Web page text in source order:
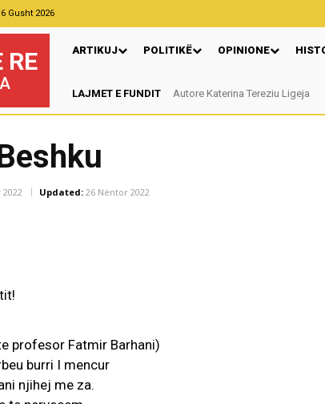
Gusht 2026
RE ARTIKUJ POLITIKË OPINIONE
LAJMET E FUNDIT Autore Katerina Tereziu Ligeja
Updated: 26 Nëntor 2022
profesor Fatmir Barhani)
burri I mencur
njihej me za.